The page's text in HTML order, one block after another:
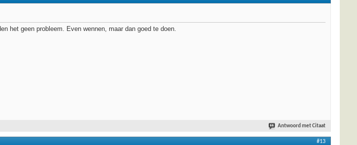
het geen probleem. Even wennen, maar dan goed te doen.
Antwoord met Citaat
#13